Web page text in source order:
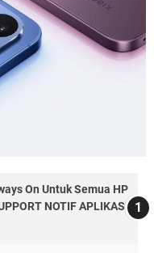
On Untuk Semua HP
NOTIF APLIKASI